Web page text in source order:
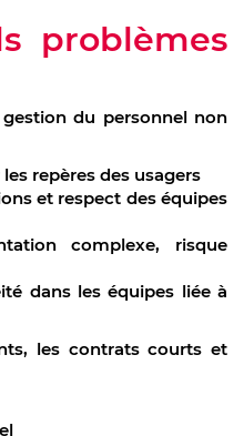
problèmes
du personnel non
repères des usagers
et respect des équipes
complexe, risque
dans les équipes liée à
les contrats courts et